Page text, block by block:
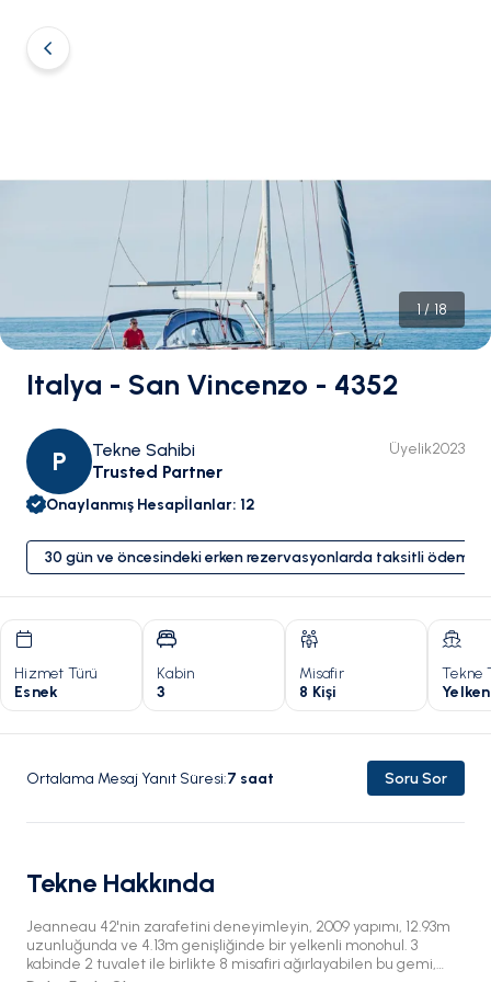
1/18
Italya - San Vincenzo - 4352
P
Tekne Sahibi
Trusted Partner
Üyelik2023
Onaylanmış Hesapİlanlar: 12
30 gün ve öncesindeki erken rezervasyonlarda taksitli ödeme
Hizmet Türü
Esnek
Kabin
3
Misafir
8 Kişi
Tekne
Ortalama Mesaj Yanıt Süresi:7 saat Soru Sor
Tekne Hakkında
Jeanneau 42'nin zarafetini deneyimleyin, 2009 yapımı, 12.93m
uzunluğunda ve 4.13m genişliğinde bir yelkenli monohul. 3
kabinde 2 tuvalet ile birlikte 8 misafiri ağırlayabilen bu gemi,